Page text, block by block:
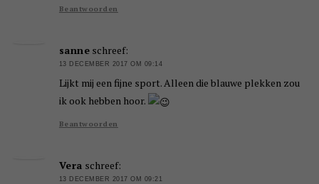
Beantwoorden
sanne schreef:
13 DECEMBER 2017 OM 09:14
Lijkt mij een fijne sport. Alleen die blauwe plekken zou
ik ook hebben hoor.
Beantwoorden
Vera schreef:
13 DECEMBER 2017 OM 09:21